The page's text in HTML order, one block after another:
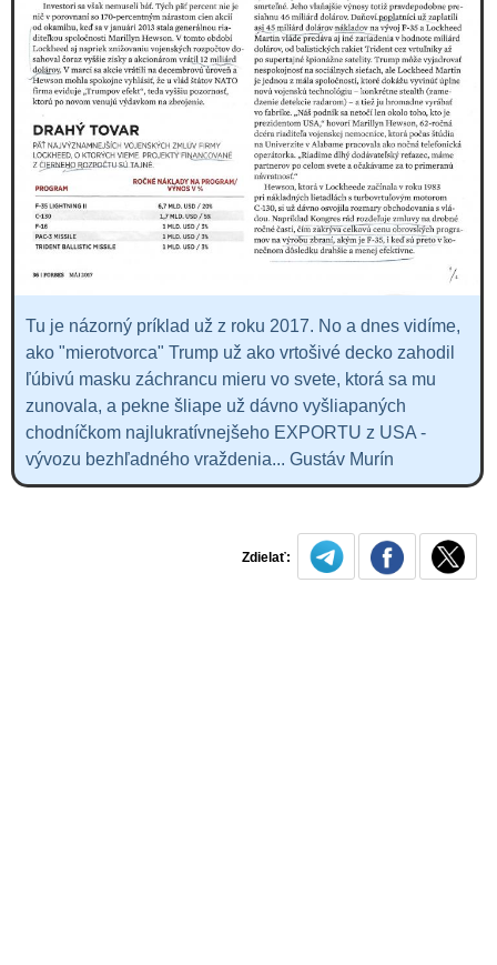
Tu je názorný príklad už z roku 2017. No a dnes vidíme,
ako "mierotvorca" Trump už ako vrtošivé decko zahodil
ľúbivú masku záchrancu mieru vo svete, ktorá sa mu
zunovala, a pekne šliape už dávno vyšliapaných
chodníčkom najlukratívnejšeho EXPORTU z USA -
vývozu bezhľadného vraždenia... Gustáv Murín
Zdielať: